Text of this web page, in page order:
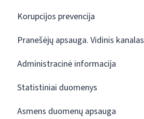
Korupcijos prevencija
Pranešėjų apsauga. Vidinis kanalas
Administracinė informacija
Statistiniai duomenys
Asmens duomenų apsauga